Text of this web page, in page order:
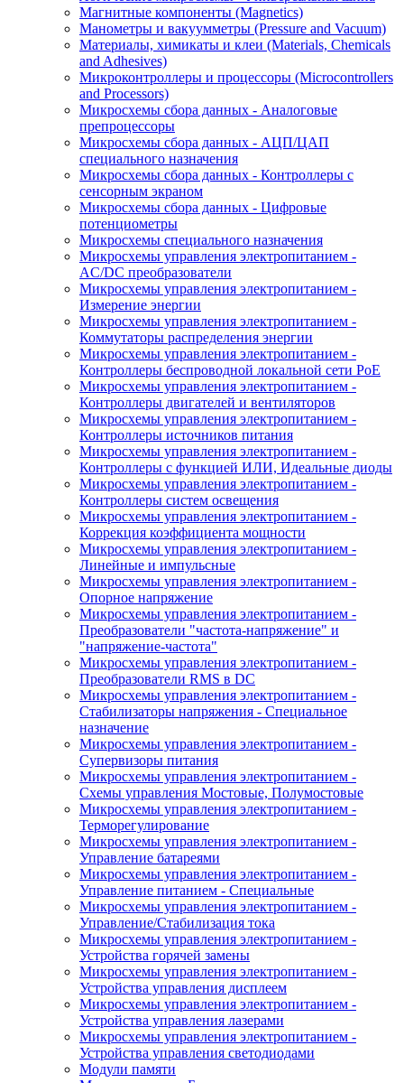
Магнитные компоненты (Magnetics)
Манометры и вакуумметры (Pressure and Vacuum)
Материалы, химикаты и клеи (Materials, Chemicals
and Adhesives)
Микроконтроллеры и процессоры (Microcontrollers
and Processors)
Микросхемы сбора данных - Аналоговые
препроцессоры
Микросхемы сбора данных - АЦП/ЦАП
специального назначения
Микросхемы сбора данных - Контроллеры с
сенсорным экраном
Микросхемы сбора данных - Цифровые
потенциометры
Микросхемы специального назначения
Микросхемы управления электропитанием -
AC/DC преобразователи
Микросхемы управления электропитанием -
Измерение энергии
Микросхемы управления электропитанием -
Коммутаторы распределения энергии
Микросхемы управления электропитанием -
Контроллеры беспроводной локальной сети PoE
Микросхемы управления электропитанием -
Контроллеры двигателей и вентиляторов
Микросхемы управления электропитанием -
Контроллеры источников питания
Микросхемы управления электропитанием -
Контроллеры с функцией ИЛИ, Идеальные диоды
Микросхемы управления электропитанием -
Контроллеры систем освещения
Микросхемы управления электропитанием -
Коррекция коэффициента мощности
Микросхемы управления электропитанием -
Линейные и импульсные
Микросхемы управления электропитанием -
Опорное напряжение
Микросхемы управления электропитанием -
Преобразователи "частота-напряжение" и
"напряжение-частота"
Микросхемы управления электропитанием -
Преобразователи RMS в DC
Микросхемы управления электропитанием -
Стабилизаторы напряжения - Специальное
назначение
Микросхемы управления электропитанием -
Супервизоры питания
Микросхемы управления электропитанием -
Схемы управления Мостовые, Полумостовые
Микросхемы управления электропитанием -
Терморегулирование
Микросхемы управления электропитанием -
Управление батареями
Микросхемы управления электропитанием -
Управление питанием - Специальные
Микросхемы управления электропитанием -
Управление/Стабилизация тока
Микросхемы управления электропитанием -
Устройства горячей замены
Микросхемы управления электропитанием -
Устройства управления дисплеем
Микросхемы управления электропитанием -
Устройства управления лазерами
Микросхемы управления электропитанием -
Устройства управления светодиодами
Модули памяти